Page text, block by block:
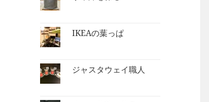
IKEAの葉っぱ
ジャスタウェイ職人